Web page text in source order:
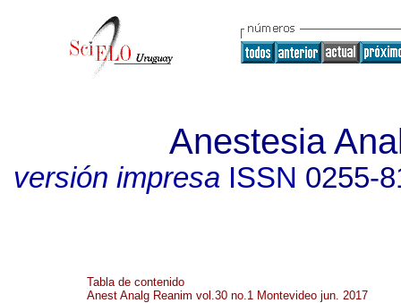
Anestesia
versión impresaISSN 0255-
Tabla de contenido
Anest Analg Reanim vol.30 no.1 Montevideo jun. 2017